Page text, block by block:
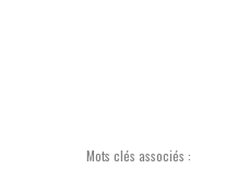
Mots clés associés :